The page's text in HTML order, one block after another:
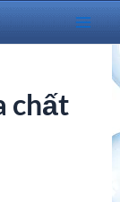
Main
chất